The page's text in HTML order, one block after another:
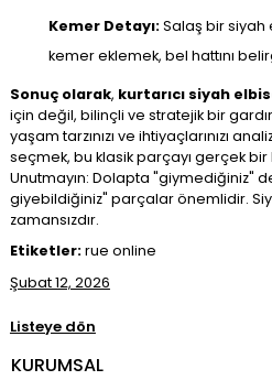
Kemer Detayı:Salaş bir siyah
kemer eklemek, bel hattını
Sonuç olarak, kurtarıcı siyah
için değil, bilinçli ve stratejik bir
yaşam tarzınızı ve ihtiyaçlarınızı
seçmek, bu klasik parçayı gerçek bir
Unutmayın: Dolapta "giymediğiniz"
giyebildiğiniz" parçalar önemlidir.
zamansızdır.
Etiketler:rue online
Şubat 12, 2026
Listeye dön
KURUMSAL